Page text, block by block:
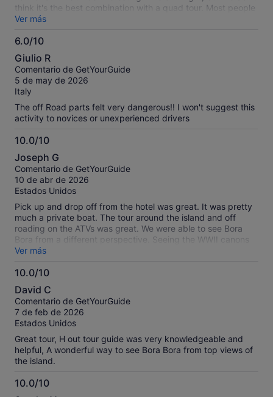
think it's the best combination with a quad tour. Most people
book a quad excursion expecting an adventurous off-road
experience, and the stop at the vanilla farm changes the
pace quite a bit. The biggest downside was that too much of
road trails or in the countryside. The tour was enjoyable
overall, but we were hoping for more time exploring nature
and less time riding on paved roads. the tour is too
expensive for what it includes
Ver más
6.0/10
6.0
sobre
10
Giulio R
Comentario de GetYourGuide
5 de may de 2026
Italy
The off Road parts felt very dangerous!! I won't suggest this
activity to novices or unexperienced drivers
10.0/10
10.0
sobre
10
Joseph G
Comentario de GetYourGuide
10 de abr de 2026
Estados Unidos
Pick up and drop off from the hotel was great. It was pretty
much a private boat. The tour around the island and off
roading on the ATVs was great. We were able to see Bora
Bora from a different perspective. Seeing the WWII canons
at the end was excellent. We pretty much had a private tour
(two + guide). Highly recommend H as your guide, he was
excellent. He does all types of tours from this establishment.
Ver más
10.0/10
10.0
sobre
10
David C
Comentario de GetYourGuide
7 de feb de 2026
Estados Unidos
Great tour, H out tour guide was very knowledgeable and
helpful, A wonderful way to see Bora Bora from top views of
the island.
10.0/10